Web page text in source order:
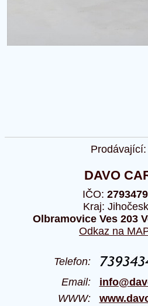
Prodávající:
DAVO
IČO:
Kraj:
Olbramovice Ves 203
Odkaz na
Telefon:
Email:
WWW: